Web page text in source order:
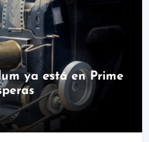
ya está en Prime